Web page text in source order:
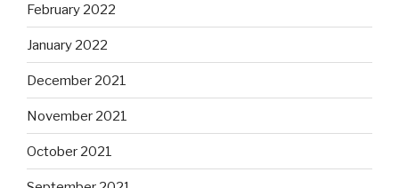
February 2022
January 2022
December 2021
November 2021
October 2021